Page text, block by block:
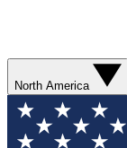
North America